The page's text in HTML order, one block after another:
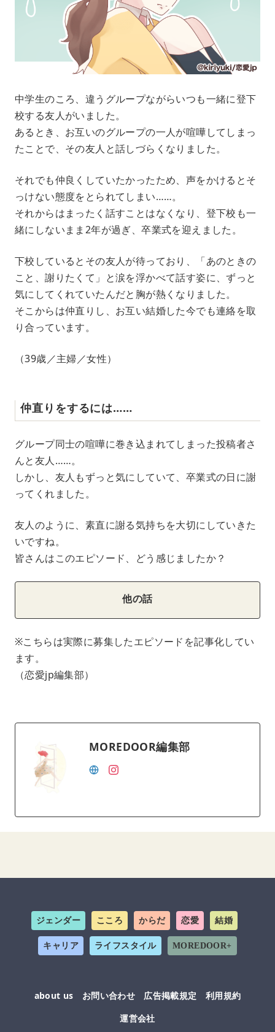
中学生のころ、違うグループながらいつも一緒に登下
校する友人がいました。
あるとき、お互いのグループの一人が喧嘩してしまっ
たことで、その友人と話しづらくなりました。
それでも仲良くしていたかったため、声をかけるとそ
っけない態度をとられてしまい……。
それからはまったく話すことはなくなり、登下校も一
緒にしないまま2年が過ぎ、卒業式を迎えました。
下校しているとその友人が待っており、「あのときの
こと、謝りたくて」と涙を浮かべて話す姿に、ずっと
気にしてくれていたんだと胸が熱くなりました。
そこからは仲直りし、お互い結婚した今でも連絡を取
り合っています。
（39歳／主婦／女性）
仲直りをするには……
グループ同士の喧嘩に巻き込まれてしまった投稿者さ
んと友人……。
しかし、友人もずっと気にしていて、卒業式の日に謝
ってくれました。
友人のように、素直に謝る気持ちを大切にしていきた
いですね。
皆さんはこのエピソード、どう感じましたか？
他の話
※こちらは実際に募集したエピソードを記事化してい
ます。
（恋愛jp編集部）
MOREDOOR編集部
ジェンダー こころ からだ 恋愛 結婚
キャリア ライフスタイル MOREDOOR+
about us お問い合わせ 広告掲載規定
利用規約
運営会社